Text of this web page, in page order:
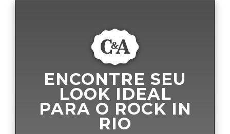
ENCONTRE SEU
LOOK IDEAL
PARA O ROCK IN
RIO